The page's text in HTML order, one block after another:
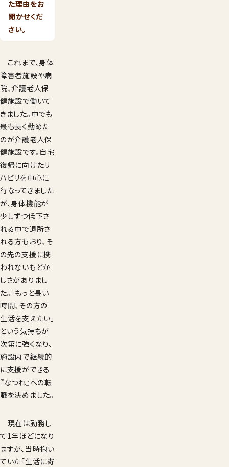
た理由をお
聞かせくだ
さい。
これまで、身体
障害者施設や病
院、介護老人保
健施設で働いて
きました。中でも
最も長く勤めた
のが介護老人保
健施設です。自宅
復帰に向けたリ
ハビリを中心に
行なってきました
が、身体機能が
少しずつ低下さ
れる中で退所さ
れる方もおり、そ
の先の支援に携
われないもどか
しさがありまし
た。「もっと長い
時間、その方の
生活を支えたい」
という気持ちが
次第に強くなり、
施設内で継続的
に支援ができる
『なつれ』への転
職を決めました。
現在は勤務し
て1年ほどになり
ますが、当時抱い
ていた「生活に寄